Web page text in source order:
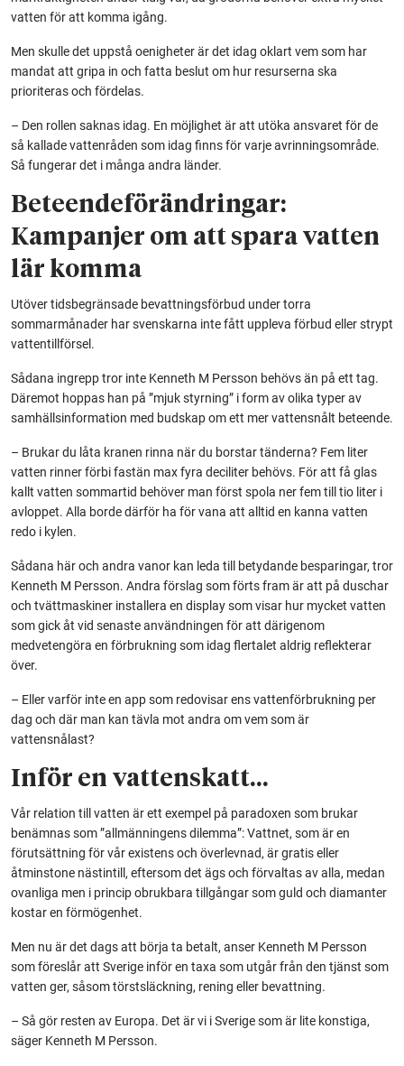
vatten för att komma igång.
Men skulle det uppstå oenigheter är det idag oklart vem som har
mandat att gripa in och fatta beslut om hur resurserna ska
prioriteras och fördelas.
– Den rollen saknas idag. En möjlighet är att utöka ansvaret för de
så kallade vattenråden som idag finns för varje avrinningsområde.
Så fungerar det i många andra länder.
Beteendeförändringar:
Kampanjer om att spara vatten
lär komma
Utöver tidsbegränsade bevattningsförbud under torra
sommarmånader har svenskarna inte fått uppleva förbud eller strypt
vattentillförsel.
Sådana ingrepp tror inte Kenneth M Persson behövs än på ett tag.
Däremot hoppas han på ”mjuk styrning” i form av olika typer av
samhällsinformation med budskap om ett mer vattensnålt beteende.
– Brukar du låta kranen rinna när du borstar tänderna? Fem liter
vatten rinner förbi fastän max fyra deciliter behövs. För att få glas
kallt vatten sommartid behöver man först spola ner fem till tio liter i
avloppet. Alla borde därför ha för vana att alltid en kanna vatten
redo i kylen.
Sådana här och andra vanor kan leda till betydande besparingar, tror
Kenneth M Persson. Andra förslag som förts fram är att på duschar
och tvättmaskiner installera en display som visar hur mycket vatten
som gick åt vid senaste användningen för att därigenom
medvetengöra en förbrukning som idag flertalet aldrig reflekterar
över.
– Eller varför inte en app som redovisar ens vattenförbrukning per
dag och där man kan tävla mot andra om vem som är
vattensnålast?
Inför en vattenskatt…
Vår relation till vatten är ett exempel på paradoxen som brukar
benämnas som ”allmänningens dilemma”: Vattnet, som är en
förutsättning för vår existens och överlevnad, är gratis eller
åtminstone nästintill, eftersom det ägs och förvaltas av alla, medan
ovanliga men i princip obrukbara tillgångar som guld och diamanter
kostar en förmögenhet.
Men nu är det dags att börja ta betalt, anser Kenneth M Persson
som föreslår att Sverige inför en taxa som utgår från den tjänst som
vatten ger, såsom törstsläckning, rening eller bevattning.
– Så gör resten av Europa. Det är vi i Sverige som är lite konstiga,
säger Kenneth M Persson.